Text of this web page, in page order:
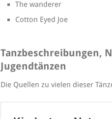
The wanderer
Cotton Eyed Joe
Tanzbeschreibungen,
Jugendtänzen
Die Quellen zu vielen dieser